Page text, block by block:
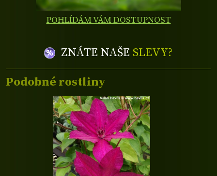
POHLÍDÁM VÁM DOSTUPNOST
ZNÁTE NAŠE SLEVY?
Podobné rostliny